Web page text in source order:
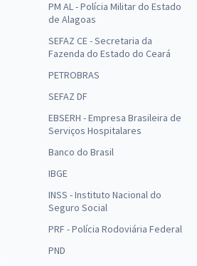
PM AL - Polícia Militar do Estado
de Alagoas
SEFAZ CE - Secretaria da
Fazenda do Estado do Ceará
PETROBRAS
SEFAZ DF
EBSERH - Empresa Brasileira de
Serviços Hospitalares
Banco do Brasil
IBGE
INSS - Instituto Nacional do
Seguro Social
PRF - Polícia Rodoviária Federal
PND